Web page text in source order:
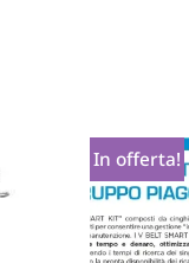
In offerta!